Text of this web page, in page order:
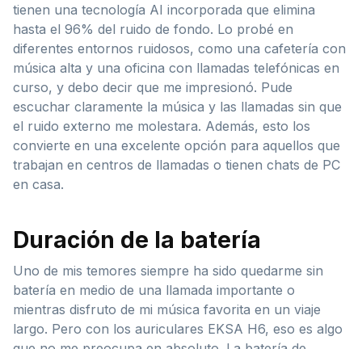
tienen una tecnología AI incorporada que elimina
hasta el 96% del ruido de fondo. Lo probé en
diferentes entornos ruidosos, como una cafetería con
música alta y una oficina con llamadas telefónicas en
curso, y debo decir que me impresionó. Pude
escuchar claramente la música y las llamadas sin que
el ruido externo me molestara. Además, esto los
convierte en una excelente opción para aquellos que
trabajan en centros de llamadas o tienen chats de PC
en casa.
Duración de la batería
Uno de mis temores siempre ha sido quedarme sin
batería en medio de una llamada importante o
mientras disfruto de mi música favorita en un viaje
largo. Pero con los auriculares EKSA H6, eso es algo